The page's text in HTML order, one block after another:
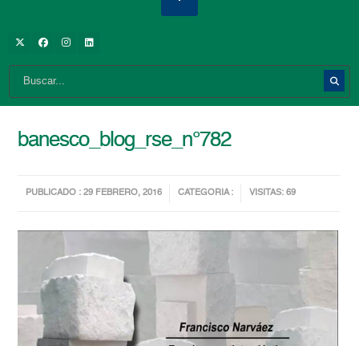
banesco_blog_rse_n°782
PUBLICADO : 29 FEBRERO, 2016 CATEGORIA : VISITAS: 69